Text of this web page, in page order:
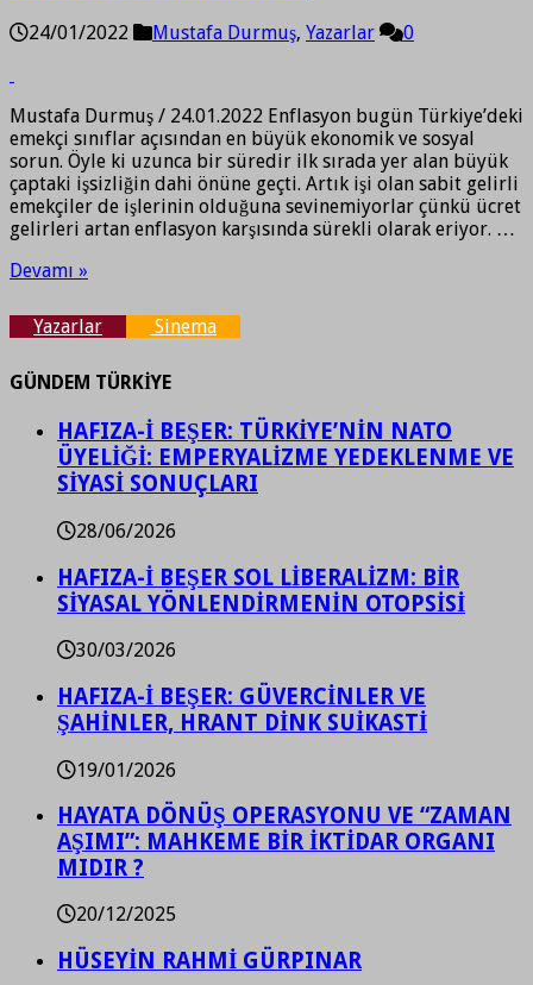
24/01/2022 Mustafa Durmuş, Yazarlar 0
Mustafa Durmuş / 24.01.2022 Enflasyon bugün Türkiye’deki
emekçi sınıflar açısından en büyük ekonomik ve sosyal
sorun. Öyle ki uzunca bir süredir ilk sırada yer alan büyük
çaptaki işsizliğin dahi önüne geçti. Artık işi olan sabit gelirli
emekçiler de işlerinin olduğuna sevinemiyorlar çünkü ücret
gelirleri artan enflasyon karşısında sürekli olarak eriyor. …
Devamı »
Yazarlar Sinema
GÜNDEM TÜRKİYE
HAFIZA-İ BEŞER: TÜRKİYE’NİN NATO
ÜYELİĞİ: EMPERYALİZME YEDEKLENME VE
SİYASİ SONUÇLARI
28/06/2026
HAFIZA-İ BEŞER SOL LİBERALİZM: BİR
SİYASAL YÖNLENDİRMENİN OTOPSİSİ
30/03/2026
HAFIZA-İ BEŞER: GÜVERCİNLER VE
ŞAHİNLER, HRANT DİNK SUİKASTİ
19/01/2026
HAYATA DÖNÜŞ OPERASYONU VE “ZAMAN
AŞIMI”: MAHKEME BİR İKTİDAR ORGANI
MIDIR ?
20/12/2025
HÜSEYİN RAHMİ GÜRPINAR